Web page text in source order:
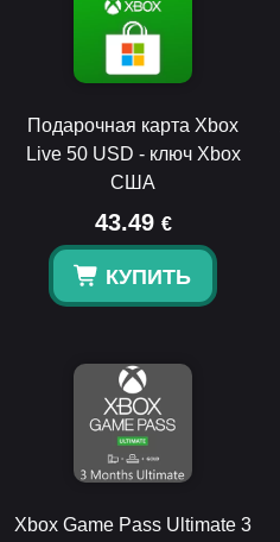
Подарочная карта Xbox
Live 50 USD - ключ Xbox
США
43.49 €
КУПИТЬ
Xbox Game Pass Ultimate 3